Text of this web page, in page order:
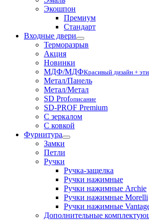
Экошпон
Премиум
Стандарт
Входные двери
Терморазрыв
Акция
Новинки
МДФ/МДФКрасивый дизайн +
Метал/Панель
Метал/Метал
SD Profописание
SD-PROF Premium
С зеркалом
С ковкой
Фурнитура
Замки
Петли
Ручки
Ручка-защелка
Ручки нажимные
Ручки нажимные Archie
Ручки нажимные Morelli
Ручки нажимные
Дополнительные